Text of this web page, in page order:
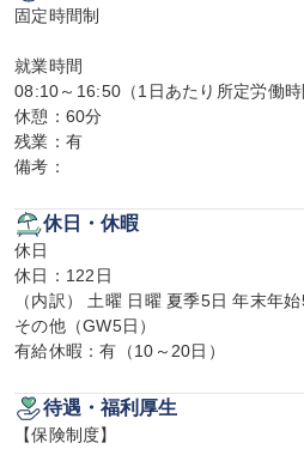
固定時間制
就業時間
08:10～16:50（1日あたり所定労働時
休憩：60分
残業：有
備考：
休日・休暇
休日
休日：122日
（内訳） 土曜 日曜 夏季5日 年末年始
その他（GW5日）
有給休暇：有（10～20日）
待遇・福利厚生
【保険制度】